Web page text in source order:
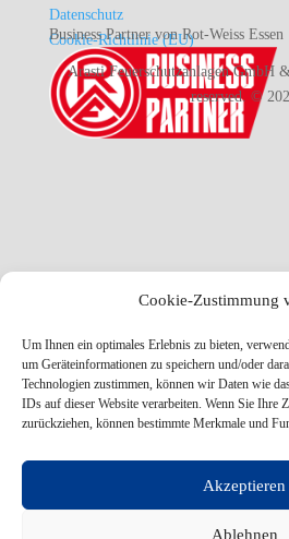
Cookie-Zustimmung
Um Ihnen ein optimales Erlebnis zu bieten,
um Geräteinformationen zu speichern und/oder
Technologien zustimmen, können wir Daten wie
IDs auf dieser Website verarbeiten. Wenn Sie Ihre
zurückziehen, können bestimmte Merkmale und
Akzeptieren
Ablehnen
Datenschutz
Cookie-Richtlinie (EU)
Business Partner von Rot-Weiss Essen
Arasti Feuerschutzanlagen GmbH
reserved. ©